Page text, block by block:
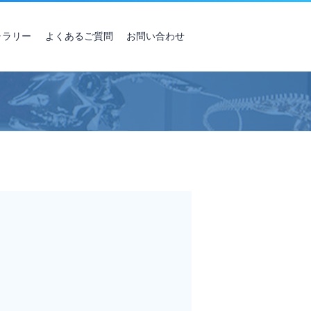
ラリー よくあるご質問 お問い合わせ